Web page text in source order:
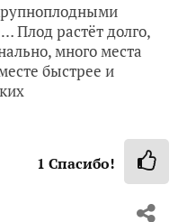
Плод растёт долго,
много места
быстрее и
1 Спасибо!